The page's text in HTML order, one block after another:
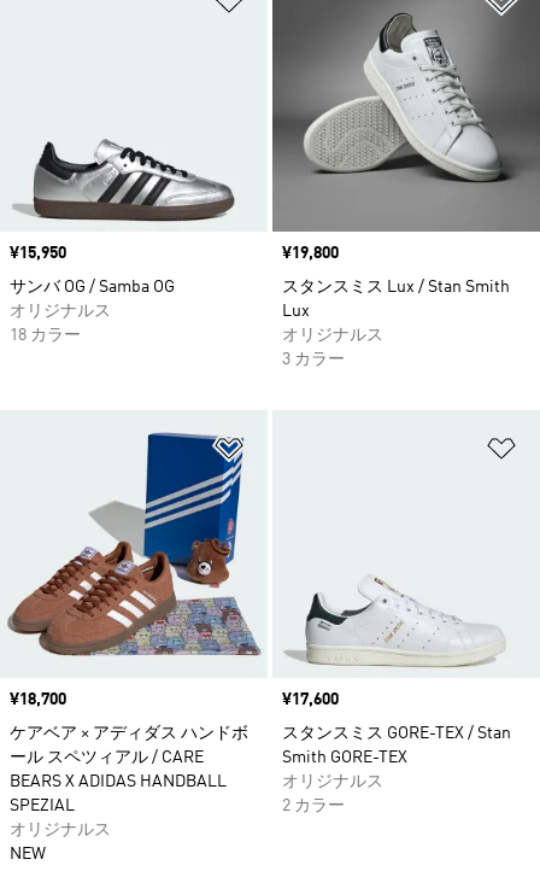
価格
¥15,950
サンバ OG / Samba OG
オリジナルス
18 カラー
価格
¥19,800
スタンスミス Lux / Stan Smith
Lux
オリジナルス
3 カラー
価格
¥18,700
ケアベア × アディダス ハンドボ
ール スペツィアル / CARE
BEARS X ADIDAS HANDBALL
SPEZIAL
オリジナルス
NEW
価格
¥17,600
スタンスミス GORE-TEX / Stan
Smith GORE-TEX
オリジナルス
2 カラー